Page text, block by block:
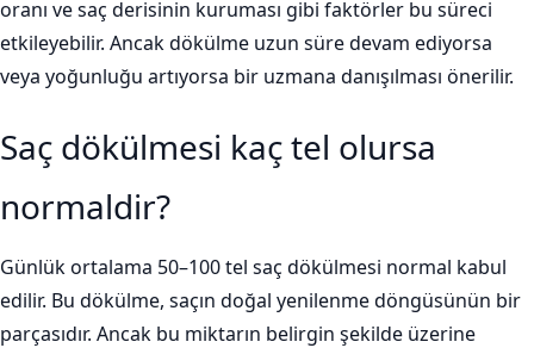
oranı ve saç derisinin kuruması gibi faktörler bu süreci
etkileyebilir. Ancak dökülme uzun süre devam ediyorsa
veya yoğunluğu artıyorsa bir uzmana danışılması önerilir.
Saç dökülmesi kaç tel olursa
normaldir?
Günlük ortalama 50–100 tel saç dökülmesi normal kabul
edilir. Bu dökülme, saçın doğal yenilenme döngüsünün bir
parçasıdır. Ancak bu miktarın belirgin şekilde üzerine